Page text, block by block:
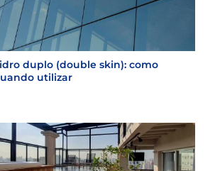
duplo (double skin): como
utilizar